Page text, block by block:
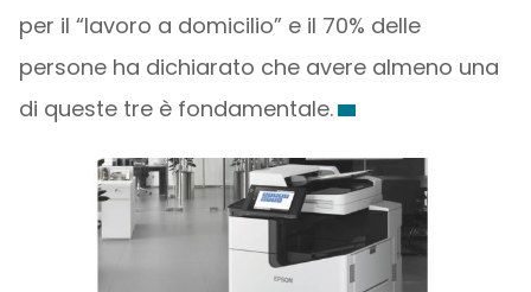
per il “lavoro a domicilio” e il 70% delle
persone ha dichiarato che avere almeno una
di queste tre è fondamentale.